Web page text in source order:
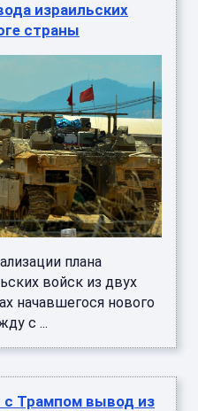
израильских
страны
плана
войск из двух
начавшегося нового
с ...
с Трампом вывод из